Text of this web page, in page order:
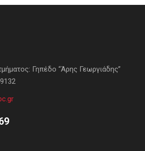
Γηπέδο “Άρης Γεωργιάδης”